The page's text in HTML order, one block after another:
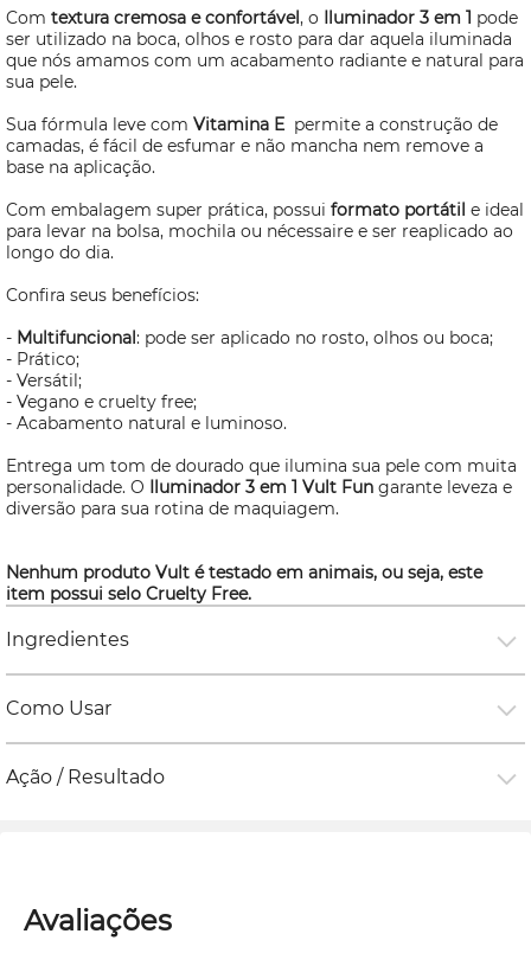
Com textura cremosa e confortável, o Iluminador 3 em 1 pode
ser utilizado na boca, olhos e rosto para dar aquela iluminada
que nós amamos com um acabamento radiante e natural para
sua pele.
Sua fórmula leve com Vitamina E permite a construção de
camadas, é fácil de esfumar e não mancha nem remove a
base na aplicação.
Com embalagem super prática, possui formato portátil e ideal
para levar na bolsa, mochila ou nécessaire e ser reaplicado ao
longo do dia.
Confira seus benefícios:
- Multifuncional: pode ser aplicado no rosto, olhos ou boca;
- Prático;
- Versátil;
- Vegano e cruelty free;
- Acabamento natural e luminoso.
Entrega um tom de dourado que ilumina sua pele com muita
personalidade. O Iluminador 3 em 1 Vult Fun garante leveza e
diversão para sua rotina de maquiagem.
Nenhum produto Vult é testado em animais, ou seja, este
item possui selo Cruelty Free.
Ingredientes
Como Usar
Ação / Resultado
Avaliações